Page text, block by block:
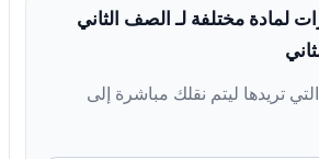
لمادة مختلفة لـ الصف الثاني
تريدها ليتم نقلك مباشرة إلى